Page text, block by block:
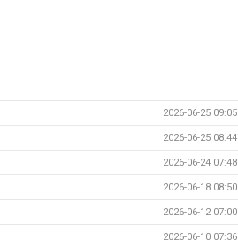
2026-06-25 09:05
2026-06-25 08:44
2026-06-24 07:48
2026-06-18 08:50
2026-06-12 07:00
2026-06-10 07:36